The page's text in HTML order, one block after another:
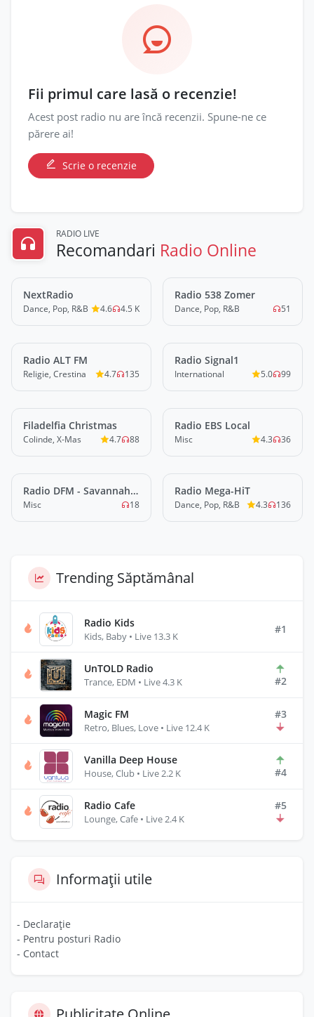
Fii primul care lasă o recenzie!
Acest post radio nu are încă recenzii. Spune-ne ce
părere ai!
Scrie o recenzie
RADIO LIVE
Recomandari Radio Online
LIVE
NextRadio
Dance, Pop, R&B 4.6 4.5 K
LIVE
Radio 538 Zomer
Dance, Pop, R&B 51
LIVE
Radio ALT FM
Religie, Crestina 4.7 135
LIVE
Radio Signal1
International 5.0 99
LIVE
Filadelfia Christmas
Colinde, X-Mas 4.7 88
LIVE
Radio EBS Local
Misc 4.3 36
LIVE
Radio DFM - Savannah
Beat
Misc 18
LIVE
Radio Mega-HiT
Dance, Pop, R&B 4.3 136
Trending Săptămânal
Radio Kids
Kids, Baby • Live 13.3 K
#1
UnTOLD Radio
Trance, EDM • Live 4.3 K #2
Magic FM
Retro, Blues, Love • Live 12.4 K
#3
Vanilla Deep House
House, Club • Live 2.2 K #4
Radio Cafe
Lounge, Cafe • Live 2.4 K
#5
Informații utile
- Declarație
- Pentru posturi Radio
- Contact